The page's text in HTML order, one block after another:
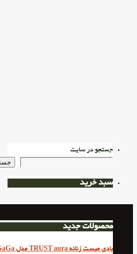
جستجو در سایت
سبد خرید
محصولات جدید
بادی میست زنانه TRUST aura مدل Lady GaGa